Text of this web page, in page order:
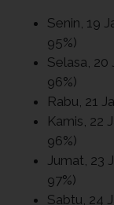
Senin, 19
95%)
Selasa, 20
96%)
Rabu, 21
Kamis, 22
96%)
Jumat, 23
97%)
Sabtu, 24